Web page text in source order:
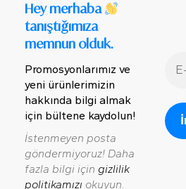
Hey merhaba
tanıştığımıza
memnun olduk.
Promosyonlarımız ve
yeni ürünlerimizin
hakkında bilgi almak
için bültene kaydolun!
İstenmeyen posta
göndermiyoruz! Daha
fazla bilgi için gizlilik
politikamızı okuyun.